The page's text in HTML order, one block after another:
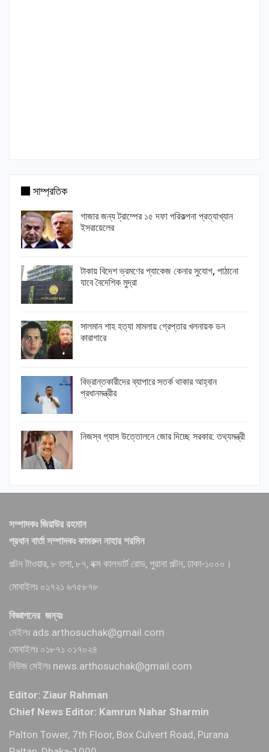
সাম্প্রতিক
গাজার জন্য ট্রাম্পের ১৫ দফা পরিকল্পনা প্রত্যাখ্যান
ইসরায়েলের
টাকায় বিদেশ ভ্রমণের প্যাকেজ কেনার সুযোগ, পাঠানো
যাবে বৈদেশিক মুদ্রা
সালমান শাহ হত্যা মামলায় গ্রেপ্তার খলনায়ক ডন
কারাগারে
বিভ্রান্তকারীদের ব্যাপারে সতর্ক থাকার আহ্বান
প্রধানমন্ত্রীর
নিজস্ব গ্যাস উত্তোলনে জোর দিচ্ছে সরকার: তথ্যমন্ত্রী
সম্পাদকঃ জিয়াউর রহমান
প্রধান বার্তা সম্পাদকঃ কামরুন নাহার শরমিন
পল্টন টাওয়ার, ৮ তলা, ৮৭, বক্স কালভার্ট রোড, পুরানা পল্টন, ঢাকা-১০০০।
মোবাইলঃ ০১৭২১ ৬৭৫৮৭৮
বিজ্ঞাপনের জন্যঃ
মেইলঃ ads.arthosuchak@gmail.com
মোবাইলঃ ০১৮৭১ ০১৭০২৪
নিউজ মেইলঃ news.arthosuchak@gmail.com
Editor: Ziaur Rahman
Chief News Editor: Kamrun Nahar Sharmin
Palton Tower, 7th Floor, Box Culvert Road, Purana